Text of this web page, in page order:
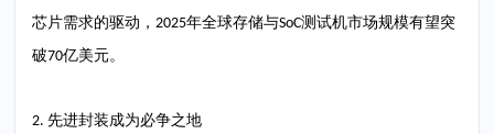
芯片需求的驱动，2025年全球存储与SoC测试机市场规模有望突
破70亿美元。
2.先进封装成为必争之地